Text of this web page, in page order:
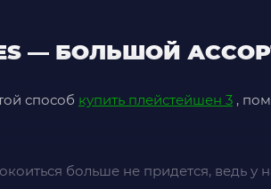
— БОЛЬШОЙ
способ купить плейстейшен 3 ,
больше не придется, ведь у